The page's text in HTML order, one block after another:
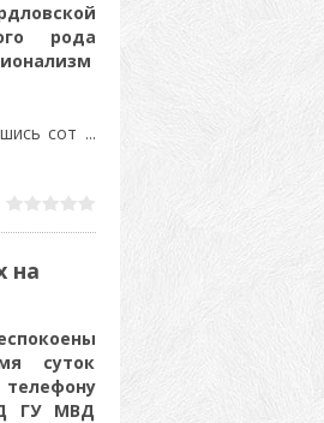
рода
сот ...
на
суток
ГУ МВД